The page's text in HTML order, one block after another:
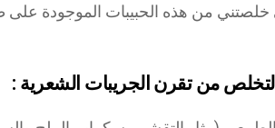
من هذه الحبيبات الموجودة على
من تقرن الجريبات الشعرية :